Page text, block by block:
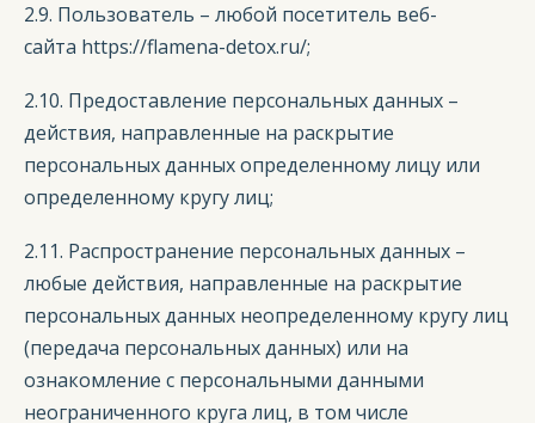
2.9. Пользователь – любой посетитель веб-
сайта https://flamena-detox.ru/;
2.10. Предоставление персональных данных –
действия, направленные на раскрытие
персональных данных определенному лицу или
определенному кругу лиц;
2.11. Распространение персональных данных –
любые действия, направленные на раскрытие
персональных данных неопределенному кругу лиц
(передача персональных данных) или на
ознакомление с персональными данными
неограниченного круга лиц, в том числе